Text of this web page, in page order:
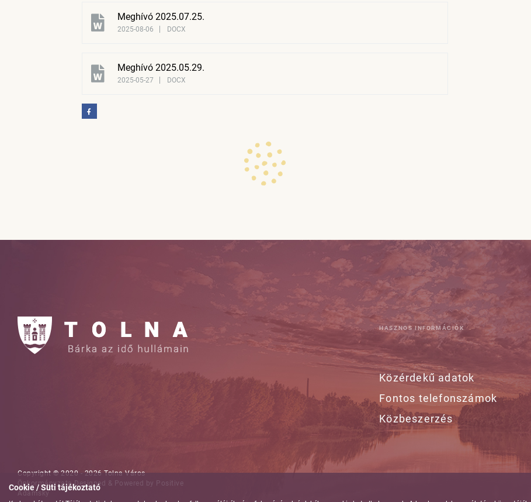
Cookie / Süti tájékoztató
Meghívó 2025.07.25.
2025-08-06 DOCX
Meghívó 2025.05.29.
2025-05-27 DOCX
Copyright © 2020 - 2026 Tolna Város
ÖnkormányzataDesigned & Powered by Positive
Adamsky
HASZNOS INFORMÁCIÓK
Közérdekű adatok
Fontos telefonszámok
Közbeszerzés